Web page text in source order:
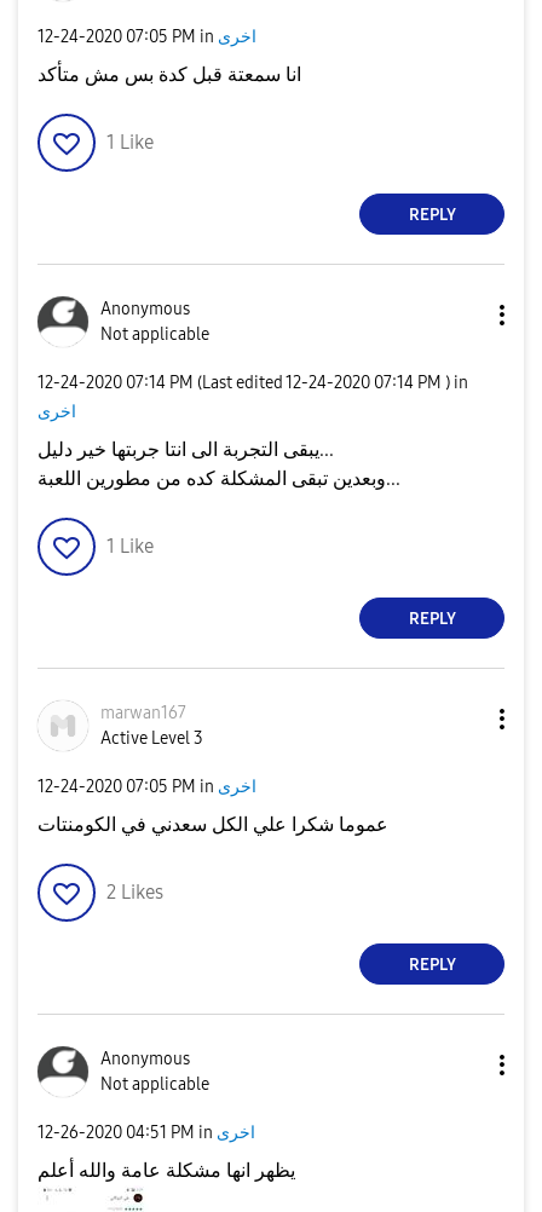
‎12-24-2020 07:05 PM in اخرى
انا سمعتة قبل كدة بس مش متأكد
1 Like
REPLY
Anonymous
Not applicable
‎12-24-2020 07:14 PM (Last edited ‎12-24-2020 07:14 PM ) in
اخرى
يبقى التجربة الى انتا جربتها خير دليل...
وبعدين تبقى المشكلة كده من مطورين اللعبة...
1 Like
REPLY
marwan167
Active Level 3
‎12-24-2020 07:05 PM in اخرى
عموما شكرا علي الكل سعدني في الكومنتات
2 Likes
REPLY
Anonymous
Not applicable
‎12-26-2020 04:51 PM in اخرى
يظهر انها مشكلة عامة والله أعلم